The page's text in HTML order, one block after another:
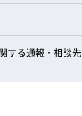
する通報・相談先